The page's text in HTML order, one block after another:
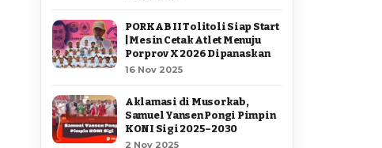
PORKAB II Tolitoli Siap Start
| Mesin Cetak Atlet Menuju
Porprov X 2026 Dipanaskan
16 Nov 2025
Aklamasi di Musorkab,
Samuel Yansen Pongi Pimpin
KONI Sigi 2025–2030
2 Nov 2025